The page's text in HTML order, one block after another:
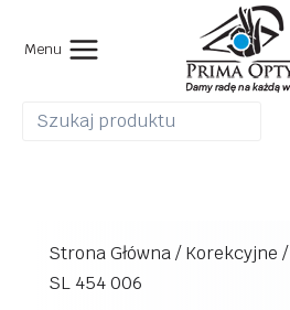
Menu
Strona Główna/Korekcyjne /
SL 454 006